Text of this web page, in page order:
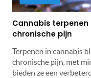
Cannabis
chronische pijn
Terpenen in cannabis
chronische pijn, met
bieden ze een